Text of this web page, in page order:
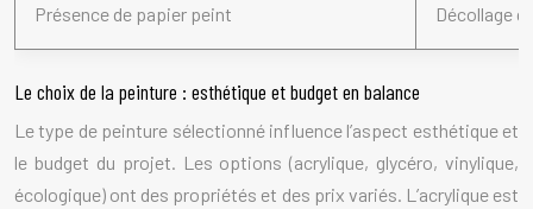
Présence de papier peint Décollage
Le choix de la peinture : esthétique et budget en balance
Le type de peinture sélectionné influence l’aspect esthétique et
le budget du projet. Les options (acrylique, glycéro, vinylique,
écologique) ont des propriétés et des prix variés. L’acrylique est